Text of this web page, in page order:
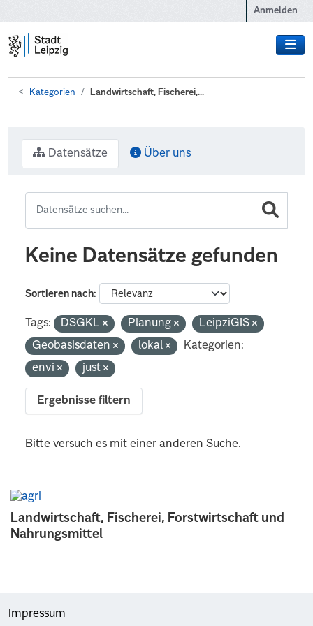
Anmelden
Kategorien Landwirtschaft, Fischerei,...
Landwirtschaft, Fischerei, Forstwirtschaft und
Nahrungsmittel
Datensätze Über uns
Keine Datensätze gefunden
Sortieren nach
Tags: DSGKL Planung
LeipziGIS
Geobasisdaten
lokal
Kategorien:
envi
just
Ergebnisse filtern
Bitte versuch es mit einer anderen Suche.
Impressum